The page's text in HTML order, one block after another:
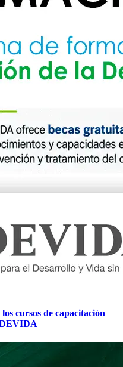
cursos de capacitación